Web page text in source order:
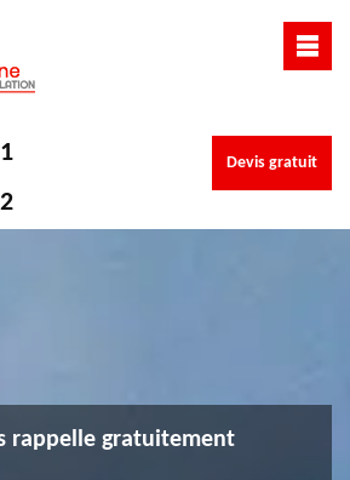
Devis gratuit
rappelle gratuitement